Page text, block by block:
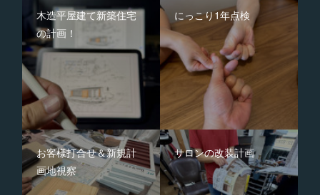
木造平屋建て新築住宅
の計画！
にっこり1年点検
お客様打合せ＆新規計
画地視察
サロンの改装計画